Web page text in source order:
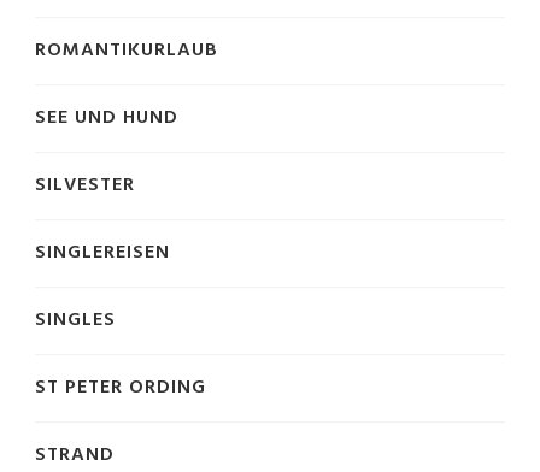
ROMANTIKURLAUB
SEE UND HUND
SILVESTER
SINGLEREISEN
SINGLES
ST PETER ORDING
STRAND